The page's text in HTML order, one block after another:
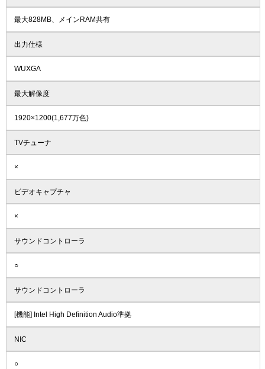
最大828MB、メインRAM共有
出力仕様
WUXGA
最大解像度
1920×1200(1,677万色)
TVチューナ
×
ビデオキャプチャ
×
サウンドコントローラ
○
サウンドコントローラ
[機能] Intel High Definition Audio準拠
NIC
○